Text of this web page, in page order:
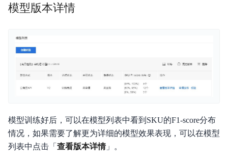
EasyDL 语音使用说明
EasyDL 结构化数据使用说明
EasyDL 跨模态使用说明
分享我的模型
版本更新记录
模型版本详情
模型训练好后，可以在模型列表中看到SKU的F1-score分布
情况，如果需要了解更为详细的模型效果表现，可以在模型
列表中点击「 查看版本详情」。